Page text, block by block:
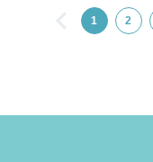
1 2